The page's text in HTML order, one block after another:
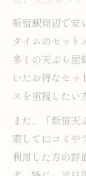
新宿駅周辺で安
タイムのセット
多くの天ぷら屋
いたお得なセッ
スを重視したい
また、「新宿
索して口コミや
利用した方の評